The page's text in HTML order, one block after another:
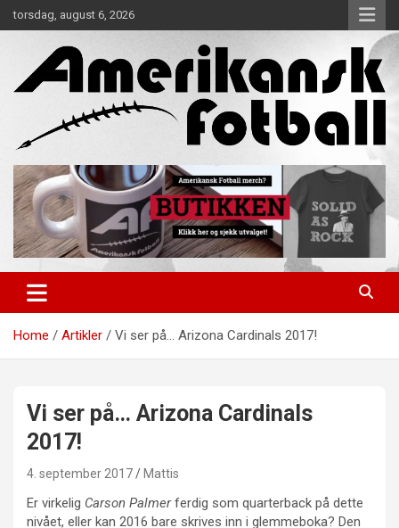
Skip
to
torsdag, august 6, 2026
Amerikansk Fotball
Home Artikler Vi ser på… Arizona Cardinals 2017!
Vi ser på… Arizona Cardinals
2017!
4. september 2017 Mattis
Er virkelig Carson Palmerferdig som quarterback på dette
nivået, eller kan 2016 bare skrives inn i glemmeboka? Den